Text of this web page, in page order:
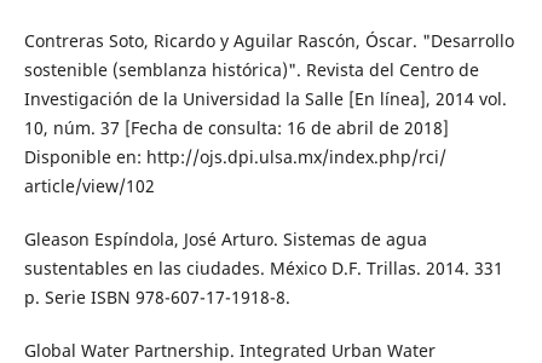
Contreras Soto, Ricardo y Aguilar Rascón, Óscar. "Desarrollo
sostenible (semblanza histórica)". Revista del Centro de
Investigación de la Universidad la Salle [En línea], 2014 vol.
10, núm. 37 [Fecha de consulta: 16 de abril de 2018]
Disponible en: http://ojs.dpi.ulsa.mx/index.php/rci/
article/view/102
Gleason Espíndola, José Arturo. Sistemas de agua
sustentables en las ciudades. México D.F. Trillas. 2014. 331
p. Serie ISBN 978-607-17-1918-8.
Global Water Partnership. Integrated Urban Water